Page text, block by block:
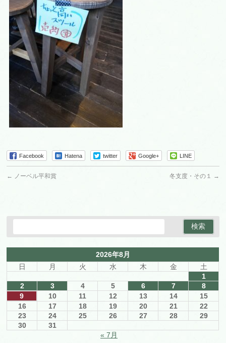
Facebook Hatena twitter Google+ LINE
← ノーベル平和賞 冬支度・その１ →
2026年8月
日
月 火 水 木 金
土
1
2
3 4 5 6 7
8
9
10 11 12 13 14
15
16
17 18 19 20 21
22
23
24 25 26 27 28
29
30
31
« 7月